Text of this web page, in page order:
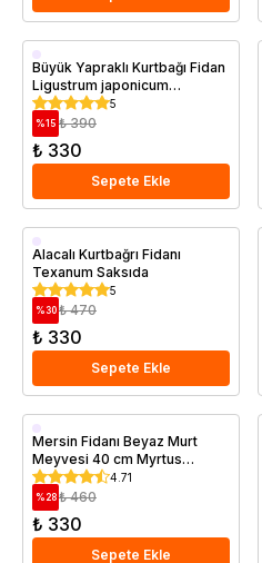
Saksıda
Büyük Yapraklı Kurtbağı Fidan
Ligustrum japonicum
Texanum 30 50 cm Saksıda
5
%15 ₺ 390
₺ 330
Sepete Ekle
Saksıda
Alacalı Kurtbağrı Fidanı
Texanum Saksıda
5
%30 ₺ 470
₺ 330
Sepete Ekle
Saksıda
Mersin Fidanı Beyaz Murt
Meyvesi 40 cm Myrtus
communis
4.71
%28 ₺ 460
₺ 330
Sepete Ekle